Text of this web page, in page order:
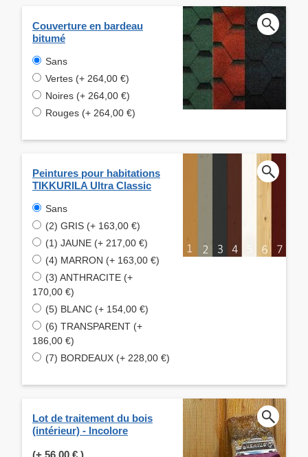
Couverture en bardeau
bitumé
Sans
Vertes (+ 264,00 €)
Noires (+ 264,00 €)
Rouges (+ 264,00 €)
Peintures pour habitations
TIKKURILA Ultra Classic
Sans
(2) GRIS (+ 163,00 €)
(1) JAUNE (+ 217,00 €)
(4) MARRON (+ 163,00 €)
(3) ANTHRACITE (+
170,00 €)
(5) BLANC (+ 154,00 €)
(6) TRANSPARENT (+
186,00 €)
(7) BORDEAUX (+ 228,00 €)
Lot de traitement du bois
(intérieur) - Incolore
(+ 56,00 € )